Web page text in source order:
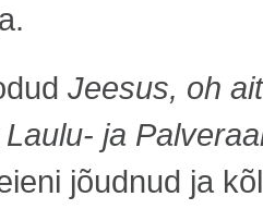
Jeesus, oh
ja
jõudnud ja